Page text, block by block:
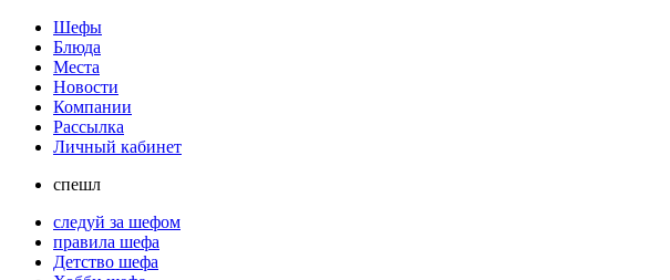
Шефы
Блюда
Места
Новости
Компании
Рассылка
Личный кабинет
спешл
следуй за шефом
правила шефа
Детство шефа